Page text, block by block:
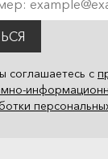
соглашаетесь с